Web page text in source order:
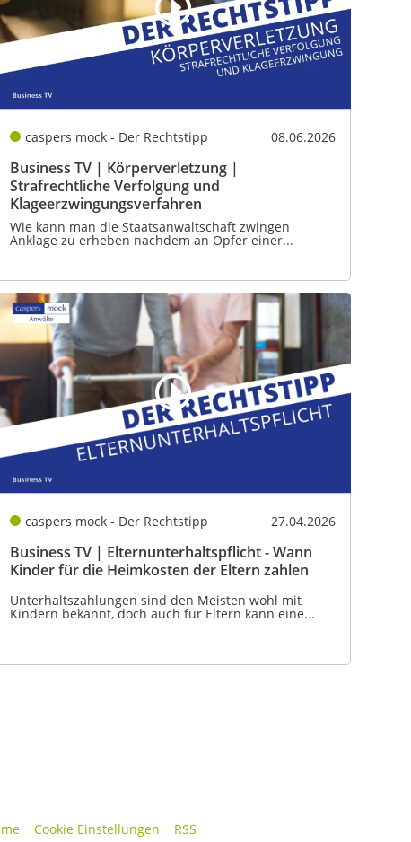
caspers mock - Der Rechtstipp 08.06.2026
Business TV | Körperverletzung |
Strafrechtliche Verfolgung und
Klageerzwingungsverfahren
Wie kann man die Staatsanwaltschaft zwingen
Anklage zu erheben nachdem an Opfer einer...
caspers mock - Der Rechtstipp 27.04.2026
Business TV | Elternunterhaltspflicht - Wann
Kinder für die Heimkosten der Eltern zahlen
Unterhaltszahlungen sind den Meisten wohl mit
Kindern bekannt, doch auch für Eltern kann eine...
Cookie Einstellungen RSS